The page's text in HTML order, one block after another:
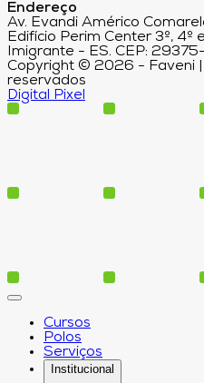
Endereço
Av. Evandi Américo
Edifício Perim Center 3º, 4º
Imigrante - ES. CEP:
Copyright © 2026 - Faveni |
reservados
Digital Pixel
Cursos
Polos
Serviços
Institucional